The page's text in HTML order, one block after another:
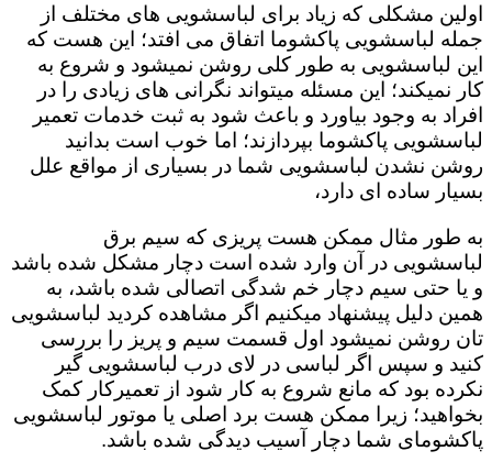
اولین مشکلی که زیاد برای لباسشویی های مختلف از
جمله لباسشویی پاکشوما اتفاق می افتد؛ این هست که
این لباسشویی به طور کلی روشن نمیشود و شروع به
کار نمیکند؛ این مسئله میتواند نگرانی های زیادی را در
افراد به وجود بیاورد و باعث شود به ثبت خدمات تعمیر
لباسشویی پاکشوما بپردازند؛ اما خوب است بدانید
روشن نشدن لباسشویی شما در بسیاری از مواقع علل
بسیار ساده ای دارد،
به طور مثال ممکن هست پریزی که سیم برق
لباسشویی در آن وارد شده است دچار مشکل شده باشد
و یا حتی سیم دچار خم شدگی اتصالی شده باشد، به
همین دلیل پیشنهاد میکنیم اگر مشاهده کردید لباسشویی
تان روشن نمیشود اول قسمت سیم و پریز را بررسی
کنید و سپس اگر لباسی در لای درب لباسشویی گیر
نکرده بود که مانع شروع به کار شود از تعمیرکار کمک
بخواهید؛ زیرا ممکن هست برد اصلی یا موتور لباسشویی
پاکشومای شما دچار آسیب دیدگی شده باشد.